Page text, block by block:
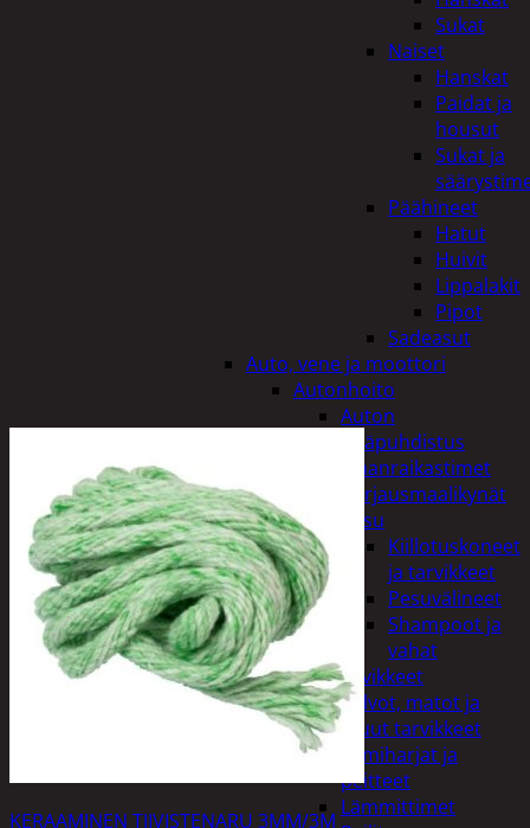
Sukat
Naiset
Hanskat
Paidat ja
housut
Sukat ja
Päähineet
Hatut
Huivit
Lippalakit
Pipot
Sadeasut
Auto, vene ja moottori
Autonhoito
Auton
sisäpuhdistus
Ilmanraikastimet
Korjausmaalikynät
Pesu
Kiillotuskoneet
ja tarvikkeet
Pesuvälineet
Shampoot ja
vahat
Autotarvikkeet
Kalvot, matot ja
muut tarvikkeet
Lumiharjat ja
peitteet
Lämmittimet
KERAAMINEN TIIVISTENARU 3MM/3M